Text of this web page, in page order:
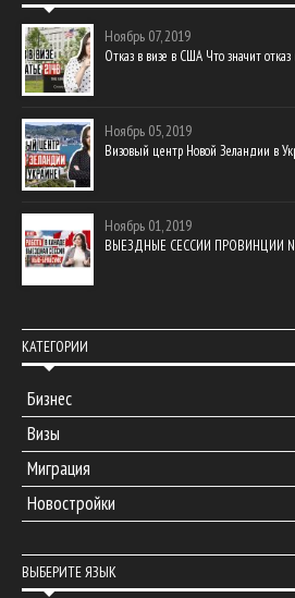
Ноябрь 07, 2019
Отказ в визе в США Что значит
Ноябрь 05, 2019
Визовый центр Новой Зеландии в
Ноябрь 01, 2019
ВЫЕЗДНЫЕ СЕССИИ ПРОВИНЦИИ
КАТЕГОРИИ
Бизнес
Визы
Миграция
Новостройки
ВЫБЕРИТЕ ЯЗЫК